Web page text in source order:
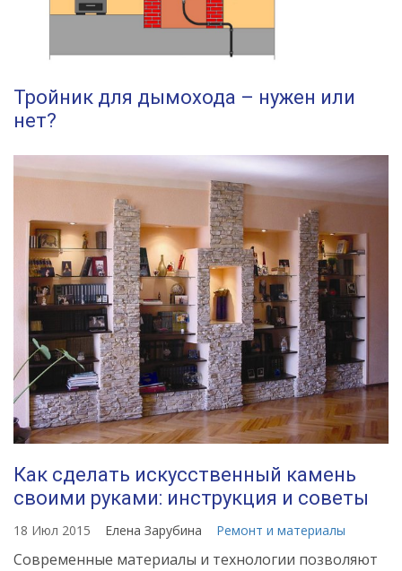
Тройник для дымохода – нужен или
нет?
Как сделать искусственный камень
своими руками: инструкция и советы
18 Июл 2015 Елена Зарубина Ремонт и материалы
Современные материалы и технологии позволяют